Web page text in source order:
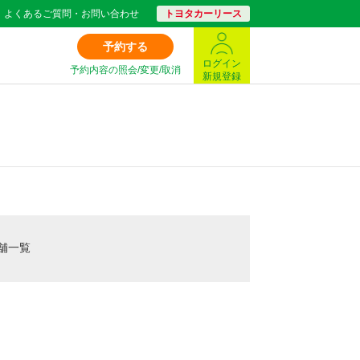
よくあるご質問・お問い合わせ トヨタカーリース
予約する
予約内容の照会/変更/取消
ログイン
新規登録
一覧